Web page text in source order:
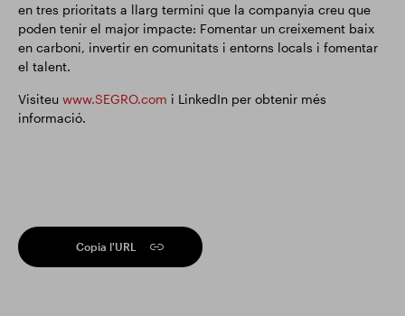
en tres prioritats a llarg termini que la companyia creu que
poden tenir el major impacte: Fomentar un creixement baix
en carboni, invertir en comunitats i entorns locals i fomentar
el talent.
Visiteu www.SEGRO.com i LinkedIn per obtenir més
informació.
Copia l'URL